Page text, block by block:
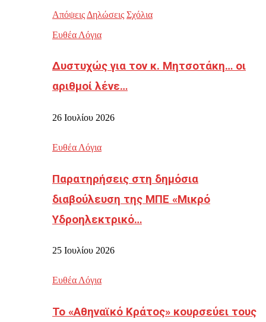
Απόψεις Δηλώσεις Σχόλια
Ευθέα Λόγια
Δυστυχώς για τον κ. Μητσοτάκη… οι
αριθμοί λένε…
26 Ιουλίου 2026
Ευθέα Λόγια
Παρατηρήσεις στη δημόσια
διαβούλευση της ΜΠΕ «Μικρό
Υδροηλεκτρικό…
25 Ιουλίου 2026
Ευθέα Λόγια
Το «Αθηναϊκό Κράτος» κουρσεύει τους